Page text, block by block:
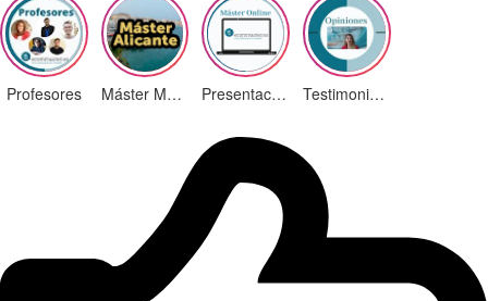
Profesores Máster Marketing Digital en Alicante Presentación ¡Nuevas Ediciones! Testimonios Alumnos